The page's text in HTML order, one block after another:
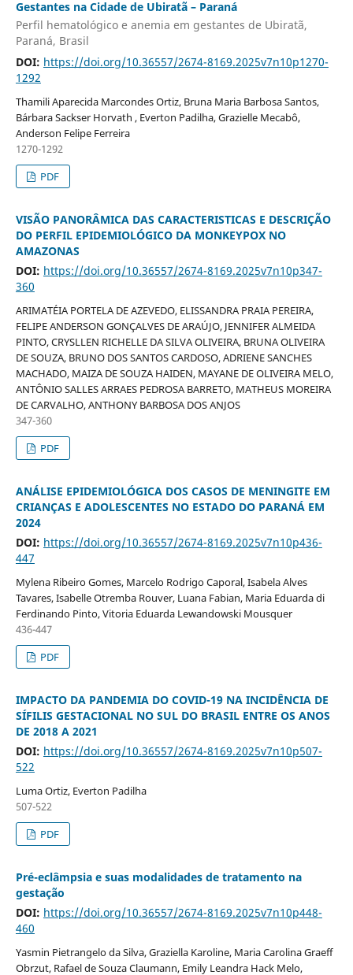
Gestantes na Cidade de Ubiratã – Paraná
Perfil hematológico e anemia em gestantes de Ubiratã,
Paraná, Brasil
DOI: https://doi.org/10.36557/2674-8169.2025v7n10p1270-
1292
Thamili Aparecida Marcondes Ortiz, Bruna Maria Barbosa Santos,
Bárbara Sackser Horvath , Everton Padilha, Grazielle Mecabô,
Anderson Felipe Ferreira
1270-1292
PDF
VISÃO PANORÂMICA DAS CARACTERISTICAS E DESCRIÇÃO
DO PERFIL EPIDEMIOLÓGICO DA MONKEYPOX NO
AMAZONAS
DOI: https://doi.org/10.36557/2674-8169.2025v7n10p347-
360
ARIMATÉIA PORTELA DE AZEVEDO, ELISSANDRA PRAIA PEREIRA,
FELIPE ANDERSON GONÇALVES DE ARAÚJO, JENNIFER ALMEIDA
PINTO, CRYSLLEN RICHELLE DA SILVA OLIVEIRA, BRUNA OLIVEIRA
DE SOUZA, BRUNO DOS SANTOS CARDOSO, ADRIENE SANCHES
MACHADO, MAIZA DE SOUZA HAIDEN, MAYANE DE OLIVEIRA MELO,
ANTÔNIO SALLES ARRAES PEDROSA BARRETO, MATHEUS MOREIRA
DE CARVALHO, ANTHONY BARBOSA DOS ANJOS
347-360
PDF
ANÁLISE EPIDEMIOLÓGICA DOS CASOS DE MENINGITE EM
CRIANÇAS E ADOLESCENTES NO ESTADO DO PARANÁ EM
2024
DOI: https://doi.org/10.36557/2674-8169.2025v7n10p436-
447
Mylena Ribeiro Gomes, Marcelo Rodrigo Caporal, Isabela Alves
Tavares, Isabelle Otremba Rouver, Luana Fabian, Maria Eduarda di
Ferdinando Pinto, Vitoria Eduarda Lewandowski Mousquer
436-447
PDF
IMPACTO DA PANDEMIA DO COVID-19 NA INCIDÊNCIA DE
SÍFILIS GESTACIONAL NO SUL DO BRASIL ENTRE OS ANOS
DE 2018 A 2021
DOI: https://doi.org/10.36557/2674-8169.2025v7n10p507-
522
Luma Ortiz, Everton Padilha
507-522
PDF
Pré-eclâmpsia e suas modalidades de tratamento na
gestação
DOI: https://doi.org/10.36557/2674-8169.2025v7n10p448-
460
Yasmin Pietrangelo da Silva, Graziella Karoline, Maria Carolina Graeff
Obrzut, Rafael de Souza Claumann, Emily Leandra Hack Melo,